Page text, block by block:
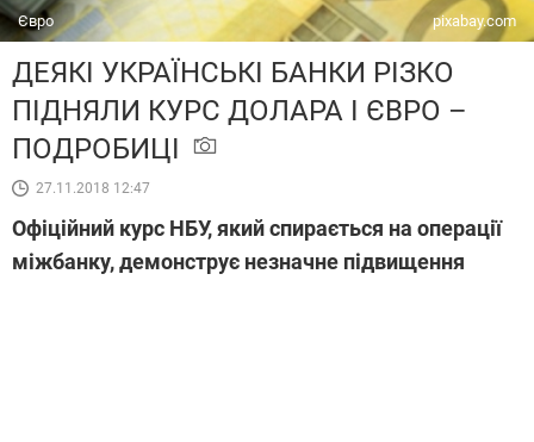
Євро pixabay.com
ДЕЯКІ УКРАЇНСЬКІ БАНКИ РІЗКО
ПІДНЯЛИ КУРС ДОЛАРА І ЄВРО –
ПОДРОБИЦІ
27.11.2018 12:47
Офіційний курс НБУ, який спирається на операції
міжбанку, демонструє незначне підвищення